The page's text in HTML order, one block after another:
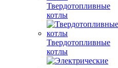
Твердотопливные
котлы
Твердотопливные
котлы